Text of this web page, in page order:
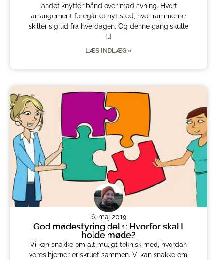
landet knytter bånd over madlavning. Hvert
arrangement foregår et nyt sted, hvor rammerne
skiller sig ud fra hverdagen. Og denne gang skulle
[…]
LÆS INDLÆG »
6. maj 2019
God mødestyring del 1: Hvorfor skal I
holde møde?
Vi kan snakke om alt muligt teknisk med, hvordan
vores hjerner er skruet sammen. Vi kan snakke om